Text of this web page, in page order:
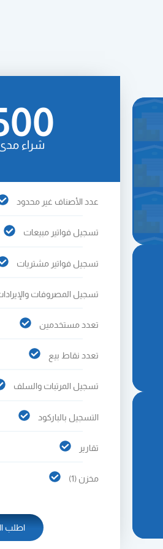
شراء مدى
عدد الأصناف غير محدود
تسجيل فواتير مبيعات
تسجيل فواتير مشتريات
تسجيل المصروفات
تعدد مستخدمين
تعدد نقاط بيع
تسجيل المرتبات والسلف
التسجيل بالباركود
تقارير
مخزن (1)
اطلب